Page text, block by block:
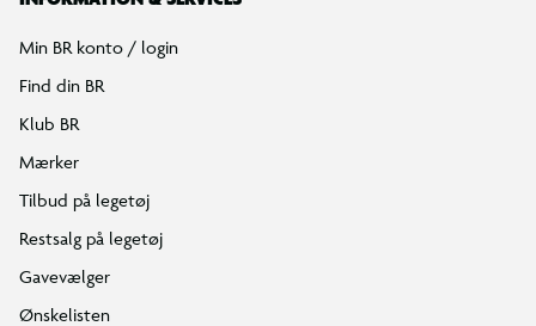
Min BR konto / login
Find din BR
Klub BR
Mærker
Tilbud på legetøj
Restsalg på legetøj
Gavevælger
Ønskelisten